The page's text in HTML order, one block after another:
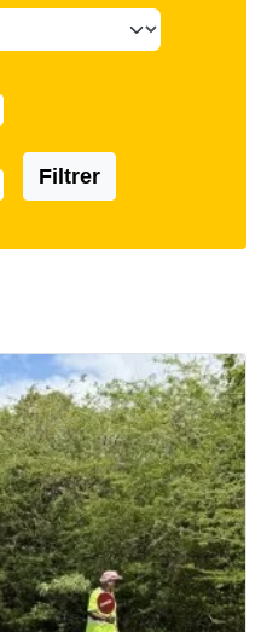
Filtrer